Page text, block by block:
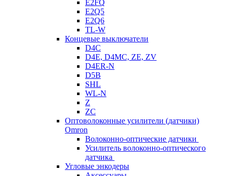
E2FQ
E2Q5
E2Q6
TL-W
Концевые выключатели
D4C
D4E, D4MC, ZE, ZV
D4ER-N
D5B
SHL
WL-N
Z
ZC
Оптоволоконные усилители (датчики)
Omron
Волоконно-оптические датчики
Усилитель волоконно-оптического
датчика
Угловые энкодеры